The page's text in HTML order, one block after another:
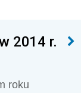
2014 r.
roku